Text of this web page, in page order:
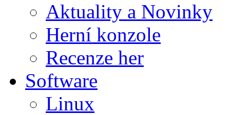
Aktuality a Novinky
Herní konzole
Recenze her
Software
Linux